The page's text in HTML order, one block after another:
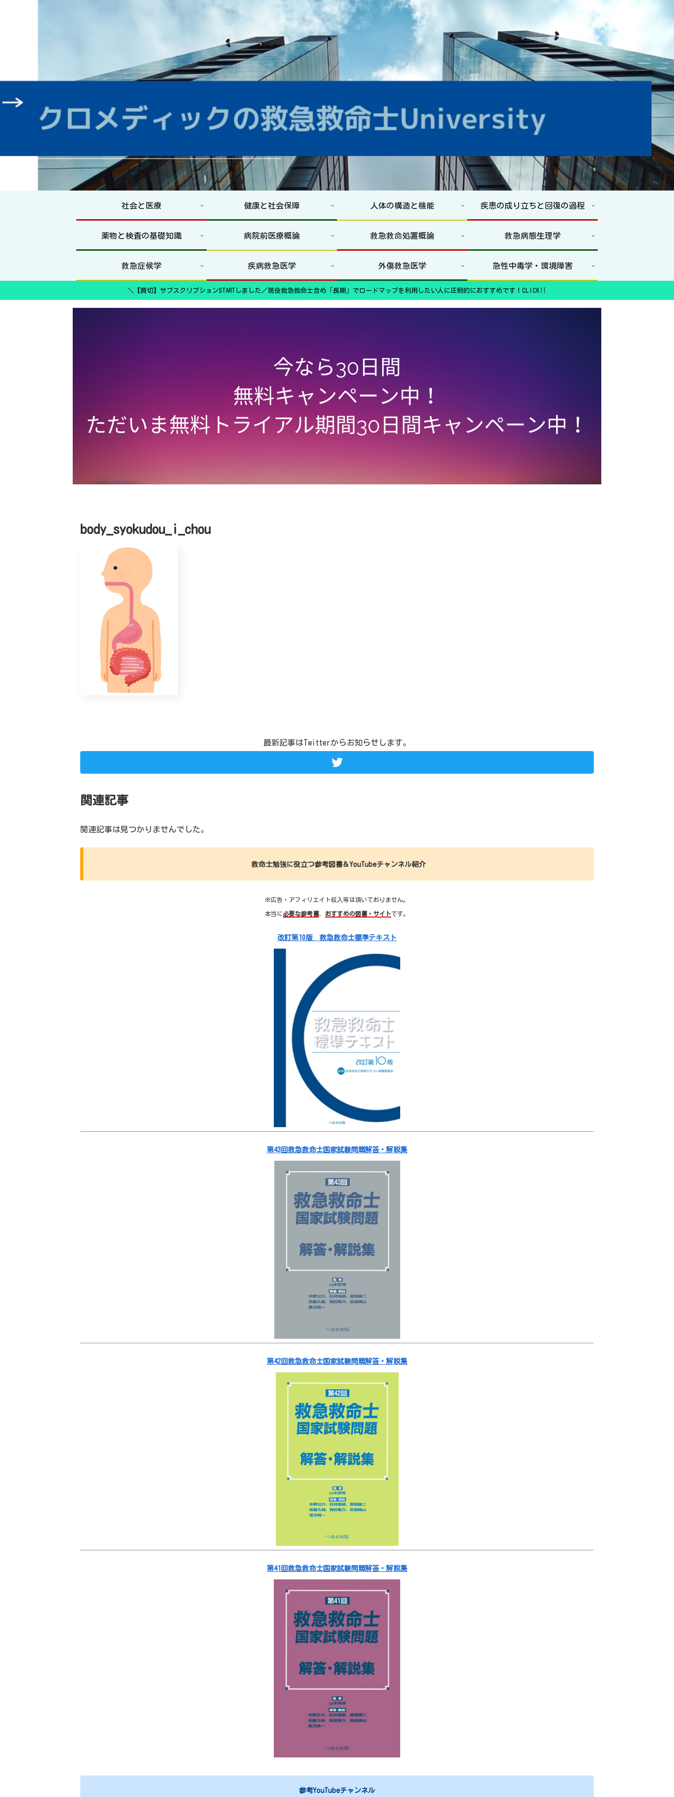
社会と医療 健康と社会保障 人体の構造と機能 疾患の成り立ちと回復の過程
薬物と検査の基礎知識 病院前医療概論 救急救命処置概論 救急病態生理学
救急症候学 疾病救急医学 外傷救急医学 急性中毒学・環境障害
＼【買切】サブスクリプションSTARTしました／現役救急救命士含め「長期」でロードマップを利用したい人に圧倒的におすすめです！CLICK‼
body_syokudou_i_chou
最新記事はTwitterからお知らせします。
関連記事
関連記事は見つかりませんでした。
救命士勉強に役立つ参考図書＆YouTubeチャンネル紹介
※広告・アフィリエイト収入等は頂いておりません。
本当に必要な参考書， おすすめの図書・サイトです。
改訂第10版 救急救命士標準テキスト
第43回救急救命士国家試験問題解答・解説集
第42回救急救命士国家試験問題解答・解説集
第41回救急救命士国家試験問題解答・解説集
参考YouTubeチャンネル